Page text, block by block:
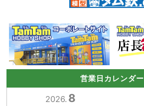
営業日カレンダー
2026. 8